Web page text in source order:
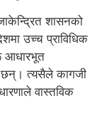
शासनको
उच्च प्राविधिक
आधारभूत
छन्। त्यसैले कागजी
वास्तविक